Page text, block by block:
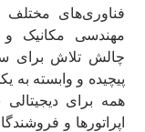
مهندسی مکانیک
چالش تلاش برای
پیچیده و وابسته
همه برای
اپراتورها و